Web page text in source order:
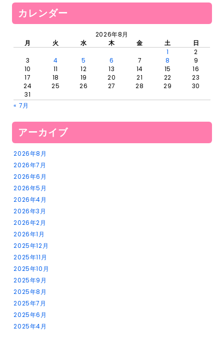
カレンダー
2026年8月
月
火 水 木 金 土
日
1
2
3
4 5 6 7 8
9
10
11 12 13 14 15
16
17
18 19 20 21 22
23
24
25 26 27 28 29
30
31
« 7月
アーカイブ
2026年8月
2026年7月
2026年6月
2026年5月
2026年4月
2026年3月
2026年2月
2026年1月
2025年12月
2025年11月
2025年10月
2025年9月
2025年8月
2025年7月
2025年6月
2025年4月